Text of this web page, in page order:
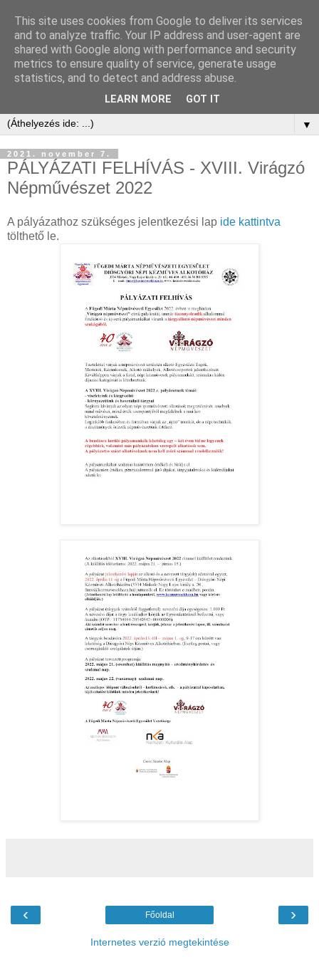
▼
2021. november 7.
PÁLYÁZATI FELHÍVÁS - XVIII. Virágzó
Népművészet 2022
A pályázathoz szükséges jelentkezési lap ide kattintva
tölthető le.
‹ ›
Főoldal
Internetes verzió megtekintése
This site uses cookies from Google to deliver its services
and to analyze traffic. Your IP address and user-agent are
shared with Google along with performance and security
metrics to ensure quality of service, generate usage
statistics, and to detect and address abuse.
LEARN MORE GOT IT